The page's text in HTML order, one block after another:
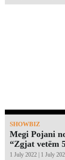
SHOWBIZ
Megi Pojani
“Zgjat vetëm
1 July 2022 | 1 July